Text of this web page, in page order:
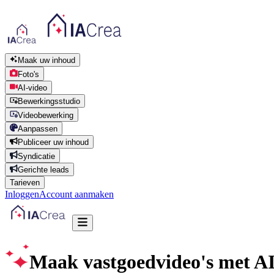
Maak uw inhoud
Foto's
AI-video
Bewerkingsstudio
Videobewerking
Aanpassen
Publiceer uw inhoud
Syndicatie
Gerichte leads
Tarieven
InloggenAccount aanmaken
Maak vastgoedvideo's met